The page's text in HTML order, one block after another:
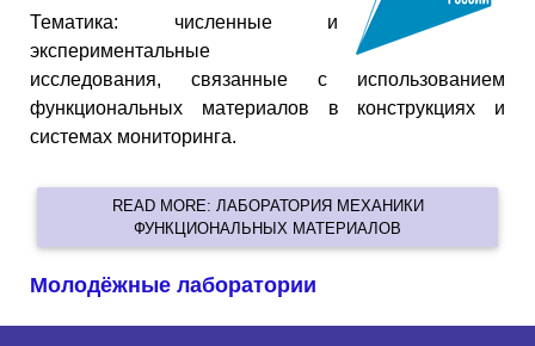
Тематика: численные и
экспериментальные
исследования, связанные с использованием
функциональных материалов в конструкциях и
системах мониторинга.
READ MORE: ЛАБОРАТОРИЯ МЕХАНИКИ
ФУНКЦИОНАЛЬНЫХ МАТЕРИАЛОВ
Молодёжные лаборатории